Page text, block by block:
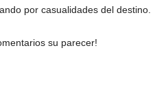
por casualidades del destino.
su parecer!